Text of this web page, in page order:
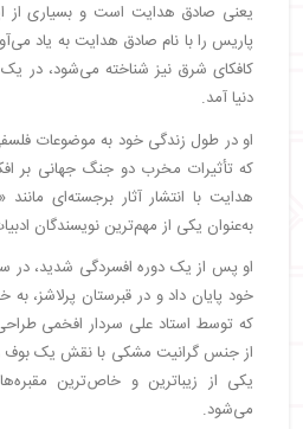
یعنی صادق هدایت است و بسیاری از
پاریس را با نام صادق هدایت به یاد
کافکای شرق نیز شناخته می‌شود، در یک
دنیا آمد.
او در طول زندگی خود به موضوعات
که تأثیرات مخرب دو جنگ جهانی بر
هدایت با انتشار آثار برجسته‌ای
به‌عنوان یکی از مهم‌ترین نویسندگان
خود پایان داد و در قبرستان پرلاشز،
که توسط استاد علی سردار افخمی
از جنس گرانیت مشکی با نقش یک
یکی از زیباترین و خاص‌ترین
می‌شود.